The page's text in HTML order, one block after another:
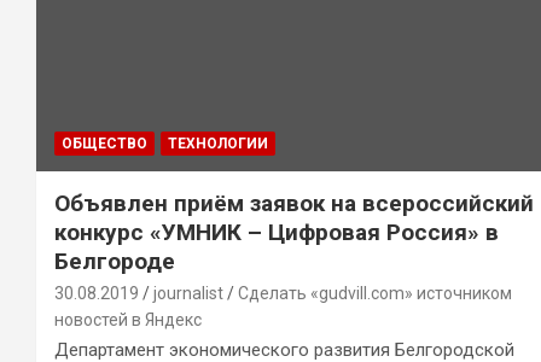
ОБЩЕСТВО ТЕХНОЛОГИИ
Объявлен приём заявок на всероссийский
конкурс «УМНИК – Цифровая Россия» в
Белгороде
30.08.2019 journalist
Сделать «gudvill.com» источником
новостей в Яндекс
Департамент экономического развития Белгородской